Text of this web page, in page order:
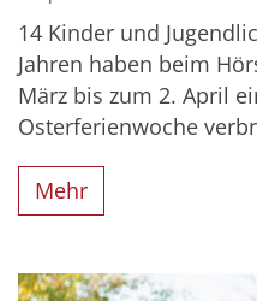
14 Kinder und
Jahren haben beim
März bis zum 2. April
Osterferienwoche
Mehr